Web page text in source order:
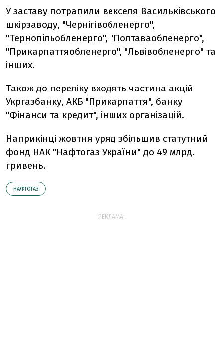
У заставу потрапили векселя Васильківського
шкірзаводу, "Чернігівобленерго",
"Тернопільобленерго", "Полтаваобленерго",
"Прикарпаттяобленерго", "Львівобленерго" та
інших.
Також до переліку входять частина акцій
Укргазбанку, АКБ "Прикарпаття", банку
"Фінанси та кредит", інших організацій.
Наприкінці жовтня уряд збільшив статутний
фонд НАК "Нафтогаз України" до 49 млрд.
гривень.
НАФТОГАЗ
РЕКЛАМА: